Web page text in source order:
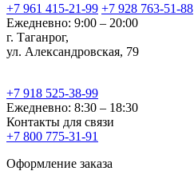
+7 961 415-21-99 +7 928 763-51-88
Ежедневно: 9:00 – 20:00
г. Таганрог,
ул. Александровская, 79
+7 918 525-38-99
Ежедневно: 8:30 – 18:30
Контакты для связи
+7 800 775-31-91
Оформление заказа